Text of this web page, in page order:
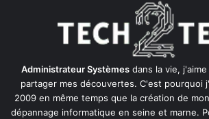
Administrateur Systèmes dans la vie,
partager mes découvertes. C'est pourquoi
2009 en même temps que la création de
dépannage informatique en seine et marne.